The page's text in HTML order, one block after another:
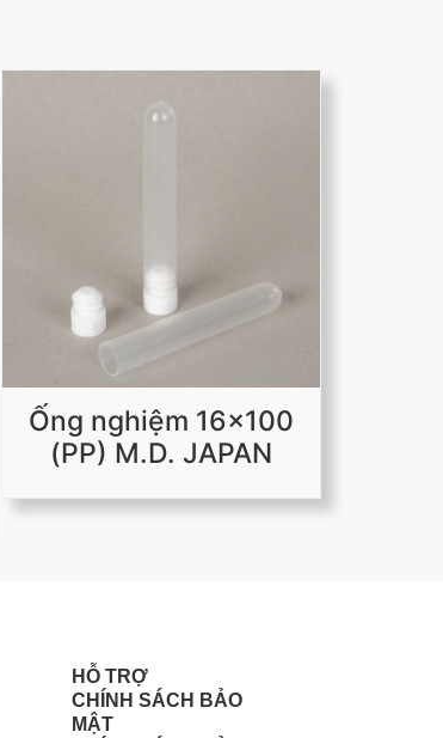
Ống nghiệm 16x100
(PP) M.D. JAPAN
HỖ TRỢ
CHÍNH SÁCH BẢO
MẬT